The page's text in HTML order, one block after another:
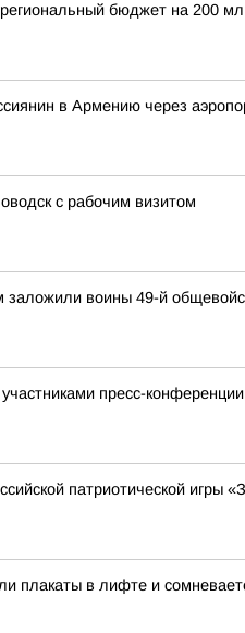
бюджет на 200
в Армению через
с рабочим визитом
заложили воины 49-й
пресс-
патриотической игры
плакаты в лифте и